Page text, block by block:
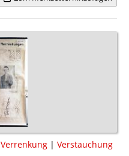
Verrenkung | Verstauchung